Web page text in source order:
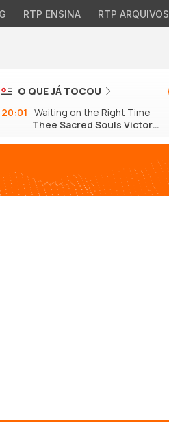
RTP ENSINA RTP ARQUIVOS
O QUE JÁ TOCOU
20:01 Waiting on the Right Time
Thee Sacred Souls Victor